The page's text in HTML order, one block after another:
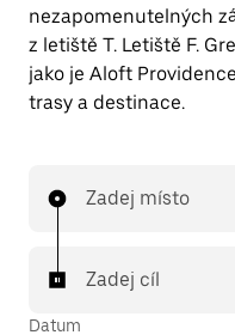
nezapomenutelných
z letiště T. Letiště F.
jako je Aloft
trasy a destinace.
Zadej místo
Zadej cíl
Datum